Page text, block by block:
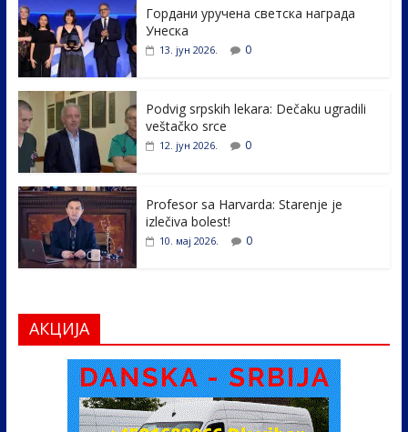
b
o
o
k
er e
dI
e
Гордани уручена светска награда
Унеска
13. јун 2026. 0
Podvig srpskih lekara: Dečaku ugradili
veštačko srce
12. јун 2026. 0
Profesor sa Harvarda: Starenje je
izlečiva bolest!
10. мај 2026. 0
АКЦИЈА